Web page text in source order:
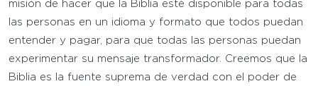
misión de hacer que la Biblia esté disponible para todas
las personas en un idioma y formato que todos puedan
entender y pagar, para que todas las personas puedan
experimentar su mensaje transformador. Creemos que la
Biblia es la fuente suprema de verdad con el poder de